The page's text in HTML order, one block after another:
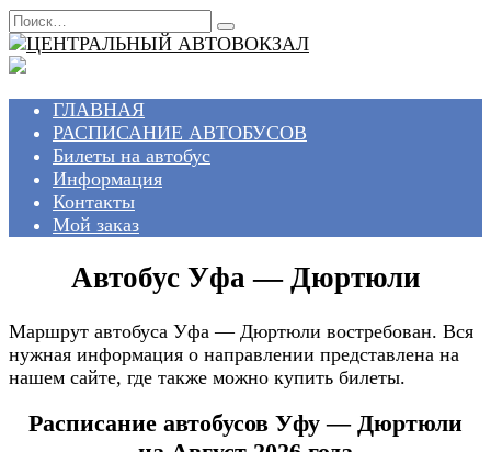
Перейти
к
содержанию
Search
for:
ГЛАВНАЯ
РАСПИСАНИЕ АВТОБУСОВ
Билеты на автобус
Информация
Контакты
Мой заказ
Автобус Уфа — Дюртюли
Маршрут автобуса Уфа — Дюртюли востребован. Вся
нужная информация о направлении представлена на
нашем сайте, где также можно купить билеты.
Расписание автобусов Уфу — Дюртюли